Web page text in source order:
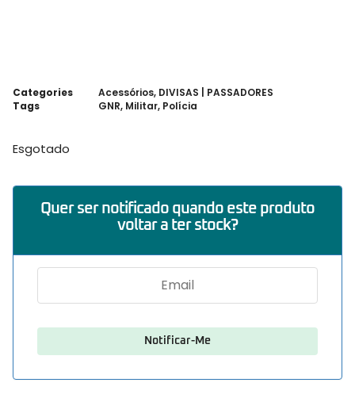
Categories Acessórios, DIVISAS | PASSADORES
Tags
GNR, Militar, Polícia
Esgotado
Quer ser notificado quando este produto
voltar a ter stock?